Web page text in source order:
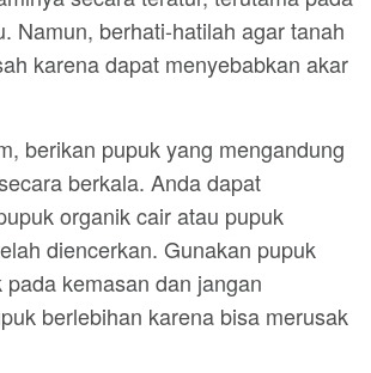
Namun, berhati-hatilah agar tanah
karena dapat menyebabkan akar
berikan pupuk yang mengandung
berkala. Anda dapat
organik cair atau pupuk
diencerkan. Gunakan pupuk
kemasan dan jangan
berlebihan karena bisa merusak